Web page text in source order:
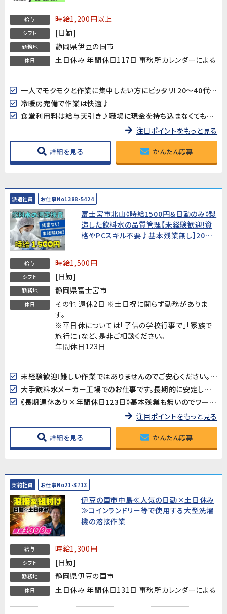
給与 時給1,200円以上
シフト [日勤]
勤務地 静岡県伊豆の国市
休日 土日休み 年間休日117日 事務所カレンダーによる
一人でモクモクと作業に集中したい方にピッタリ！20～40代男女多数活躍中!!
冷暖房完備で作業は快適♪
食堂利用料は給与天引き♪職場に現金を持ち込まなくても大丈夫♪
注目ポイントをもっと見る
詳細を見る かんたん応募
派遣社員 お仕事No1388-5424
富士宮市北山《時給1500円＆日勤のみ》製
造した飲料水の品質管理【未経験歓迎!資
格やPCスキル不要♪基本残業無し】20代
給与 時給1,500円
シフト [日勤]
勤務地 静岡県富士宮市
休日
その他 週休2日 ※土日祝に関らず勤務がありま
す。
※平日休については「子供の学校行事で」「家族で
旅行に」など、是非ご相談ください。
年間休日123日
未経験歓迎!難しい作業ではありませんのでご安心ください。少人数で和気あいあいとした職場です。先輩スタッフが丁寧にサポートいたします!
大手飲料水メーカー工場でのお仕事です。長期的に安定した就業が見込めます
《長期連休あり×年間休日123日》基本残業も無いのでワークライフバランスも取り易い♪
注目ポイントをもっと見る
詳細を見る かんたん応募
契約社員 お仕事No21-3713
伊豆の国市中島≪人気の日勤×土日休み
≫コインランドリー等で使用する大型洗濯
機の溶接作業
給与 時給1,300円
シフト [日勤]
勤務地 静岡県伊豆の国市
休日 土日休み 年間休日131日 事務所カレンダーによる